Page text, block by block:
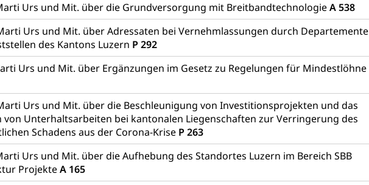
Urs und Mit. über die Grundversorgung mit BreitbandtechnologieA 538
Urs und Mit. über Adressaten bei Vernehmlassungen durch Departemente
des Kantons Luzern P 292
Urs und Mit. über Ergänzungen im Gesetz zu Regelungen für Mindestlöhne
Urs und Mit. über die Beschleunigung von Investitionsprojekten und das
von Unterhaltsarbeiten bei kantonalen Liegenschaften zur Verringerung des
Schadens aus der Corona-Krise P 263
Urs und Mit. über die Aufhebung des Standortes Luzern im Bereich SBB
ProjekteA 165